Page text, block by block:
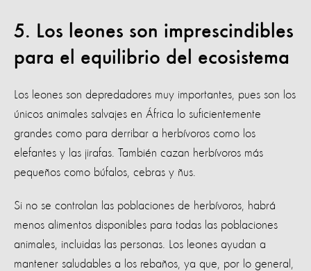
5. Los leones son imprescindibles
para el equilibrio del ecosistema
Los leones son depredadores muy importantes, pues son los
únicos animales salvajes en África lo suficientemente
grandes como para derribar a herbívoros como los
elefantes y las jirafas. También cazan herbívoros más
pequeños como búfalos, cebras y ñus.
Si no se controlan las poblaciones de herbívoros, habrá
menos alimentos disponibles para todas las poblaciones
animales, incluidas las personas. Los leones ayudan a
mantener saludables a los rebaños, ya que, por lo general,